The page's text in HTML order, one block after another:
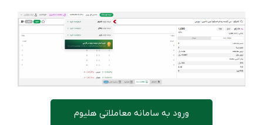
ورود به سامانه معاملاتی هلیوم